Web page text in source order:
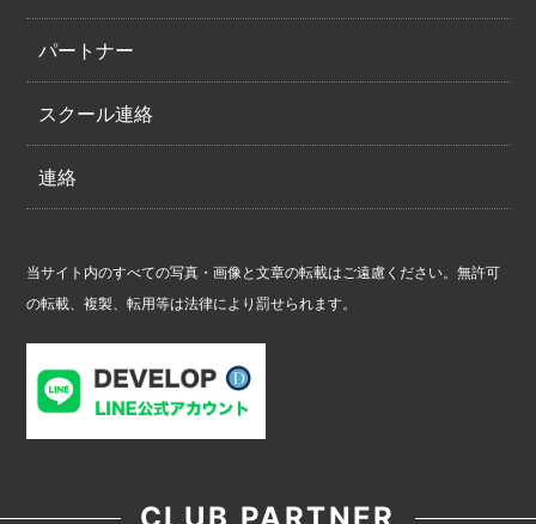
パートナー
スクール連絡
連絡
当サイト内のすべての写真・画像と文章の転載はご遠慮ください。無許可
の転載、複製、転用等は法律により罰せられます。